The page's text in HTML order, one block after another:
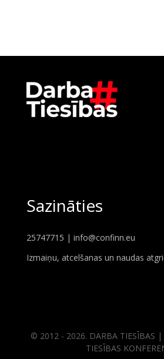
Sazināties
25747715 | info@confinn.eu
Izmaiņu, atcelšanas un naudas
© 2012 - 2026. DARBA TIESĪBAS |
TIESĪBAS